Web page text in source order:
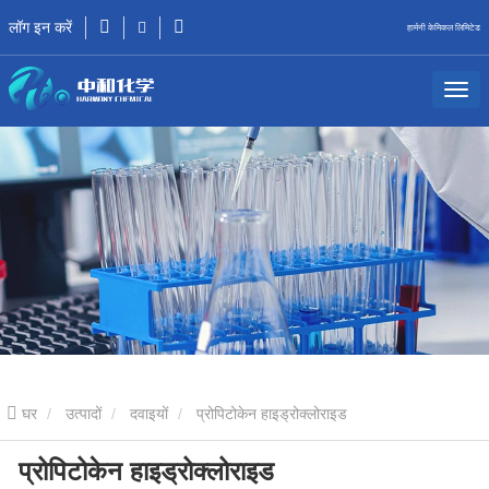
लॉग इन करें हार्मनी केमिकल लिमिटेड
घर उत्पादों दवाइयों प्रोपिटोकेन हाइड्रोक्लोराइड
प्रोपिटोकेन हाइड्रोक्लोराइड